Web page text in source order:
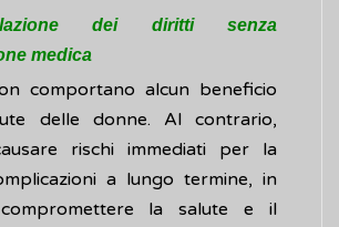
dei diritti senza
medica
comportano alcun beneficio
delle donne. Al contrario,
rischi immediati per la
a lungo termine, in
la salute e il